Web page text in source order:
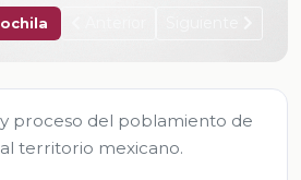
proceso del poblamiento de
territorio mexicano.